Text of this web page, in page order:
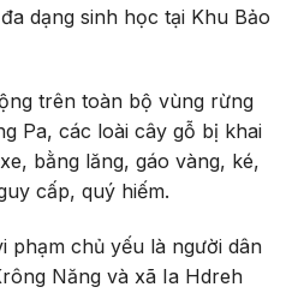
dạng sinh học tại Khu Bảo
trên toàn bộ vùng rừng
Pa, các loài cây gỗ bị khai
bằng lăng, gáo vàng, ké,
cấp, quý hiếm.
phạm chủ yếu là người dân
Năng và xã Ia Hdreh